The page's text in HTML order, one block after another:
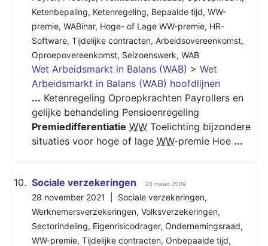
Ketenbepaling, Ketenregeling, Bepaalde tijd, WW-
premie, WABinar, Hoge- of Lage WW-premie, HR-
Software, Tijdelijke contracten, Arbeidsovereenkomst,
Oproepovereenkomst, Seizoenswerk, WAB
Wet Arbeidsmarkt in Balans (WAB) > Wet
Arbeidsmarkt in Balans (WAB) hoofdlijnen
... Ketenregeling Oproepkrachten Payrollers en
gelijke behandeling Pensioenregeling
Premiedifferentiatie WW Toelichting bijzondere
situaties voor hoge of lage WW-premie Hoe ...
10. Sociale verzekeringen 20 maart 2009
28 november 2021 | Sociale verzekeringen,
Werknemersverzekeringen, Volksverzekeringen,
Sectorindeling, Eigenrisicodrager, Ondernemingsraad,
WW-premie, Tijdelijke contracten, Onbepaalde tijd,